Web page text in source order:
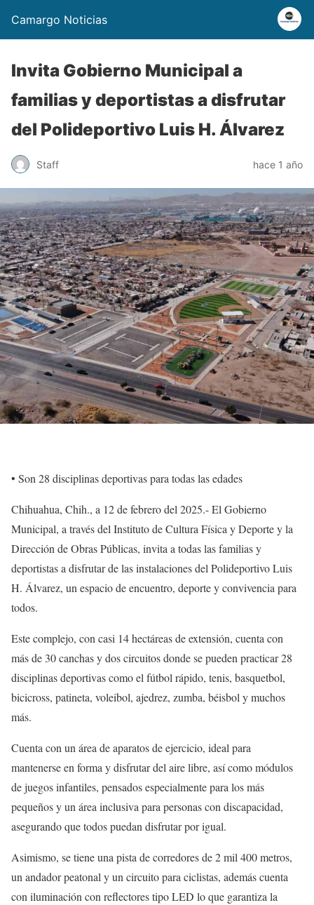
Camargo Noticias
Invita Gobierno Municipal a
familias y deportistas a disfrutar
del Polideportivo Luis H. Álvarez
Staff hace 1 año
•⁠ ⁠Son 28 disciplinas deportivas para todas las edades
Chihuahua, Chih., a 12 de febrero del 2025.- El Gobierno
Municipal, a través del Instituto de Cultura Física y Deporte y la
Dirección de Obras Públicas, invita a todas las familias y
deportistas a disfrutar de las instalaciones del Polideportivo Luis
H. Álvarez, un espacio de encuentro, deporte y convivencia para
todos.
Este complejo, con casi 14 hectáreas de extensión, cuenta con
más de 30 canchas y dos circuitos donde se pueden practicar 28
disciplinas deportivas como el fútbol rápido, tenis, basquetbol,
bicicross, patineta, voleibol, ajedrez, zumba, béisbol y muchos
más.
Cuenta con un área de aparatos de ejercicio, ideal para
mantenerse en forma y disfrutar del aire libre, así como módulos
de juegos infantiles, pensados especialmente para los más
pequeños y un área inclusiva para personas con discapacidad,
asegurando que todos puedan disfrutar por igual.
Asimismo, se tiene una pista de corredores de 2 mil 400 metros,
un andador peatonal y un circuito para ciclistas, además cuenta
con iluminación con reflectores tipo LED lo que garantiza la